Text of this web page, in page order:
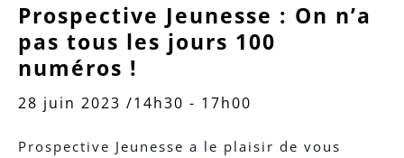
Prospective Jeunesse : On n’a
pas tous les jours 100
numéros !
28 juin 2023 /14h30 - 17h00
Prospective Jeunesse a le plaisir de vous